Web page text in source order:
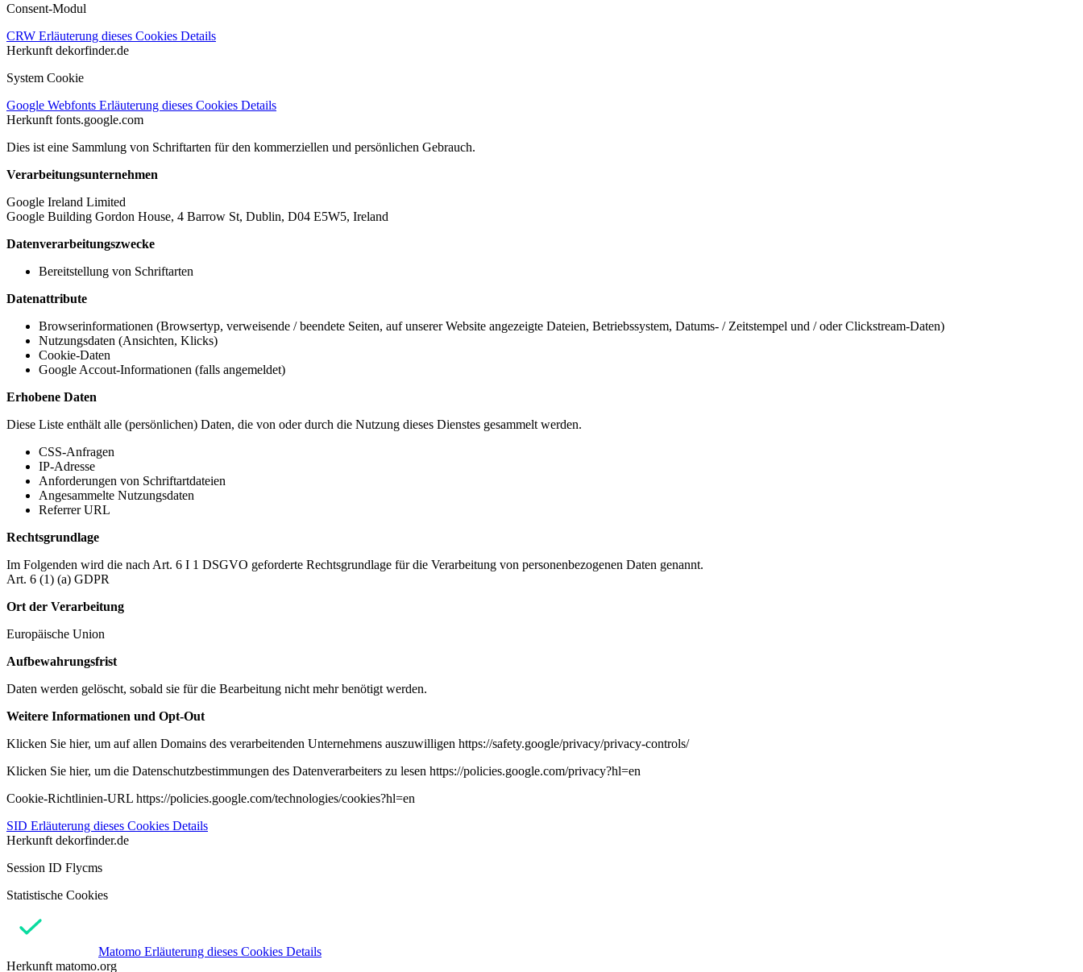
Consent-Modul
CRW Erläuterung dieses Cookies Details
Herkunft dekorfinder.de
System Cookie
Google Webfonts Erläuterung dieses Cookies Details
Herkunft fonts.google.com
Dies ist eine Sammlung von Schriftarten für den kommerziellen und persönlichen Gebrauch.
Verarbeitungsunternehmen
Google Ireland Limited
Google Building Gordon House, 4 Barrow St, Dublin, D04 E5W5, Ireland
Datenverarbeitungszwecke
Bereitstellung von Schriftarten
Datenattribute
Browserinformationen (Browsertyp, verweisende / beendete Seiten, auf unserer Website angezeigte Dateien, Betriebssystem, Datums- / Zeitstempel und / oder Clickstream-Daten)
Nutzungsdaten (Ansichten, Klicks)
Cookie-Daten
Google Accout-Informationen (falls angemeldet)
Erhobene Daten
Diese Liste enthält alle (persönlichen) Daten, die von oder durch die Nutzung dieses Dienstes gesammelt werden.
CSS-Anfragen
IP-Adresse
Anforderungen von Schriftartdateien
Angesammelte Nutzungsdaten
Referrer URL
Rechtsgrundlage
Im Folgenden wird die nach Art. 6 I 1 DSGVO geforderte Rechtsgrundlage für die Verarbeitung von personenbezogenen Daten genannt.
Art. 6 (1) (a) GDPR
Ort der Verarbeitung
Europäische Union
Aufbewahrungsfrist
Daten werden gelöscht, sobald sie für die Bearbeitung nicht mehr benötigt werden.
Weitere Informationen und Opt-Out
Klicken Sie hier, um auf allen Domains des verarbeitenden Unternehmens auszuwilligen https://safety.google/privacy/privacy-controls/
Klicken Sie hier, um die Datenschutzbestimmungen des Datenverarbeiters zu lesen https://policies.google.com/privacy?hl=en
Cookie-Richtlinien-URL https://policies.google.com/technologies/cookies?hl=en
SID Erläuterung dieses Cookies Details
Herkunft dekorfinder.de
Session ID Flycms
Statistische Cookies
Matomo Erläuterung dieses Cookies Details
Herkunft matomo.org